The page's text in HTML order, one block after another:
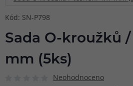
Kód: SN-P798
Sada O-kroužků /
mm (5ks)
Neohodnoceno